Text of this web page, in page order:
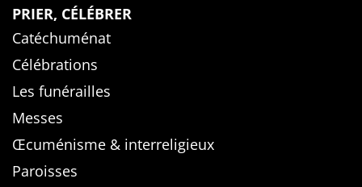
PRIER, CÉLÉBRER
Catéchuménat
Célébrations
Les funérailles
Messes
Œcuménisme & interreligieux
Paroisses